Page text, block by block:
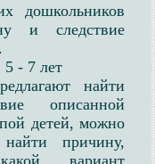
дошкольников
и следствие
5 - 7 лет
найти
описанной
детей, можно
причину,
вариант